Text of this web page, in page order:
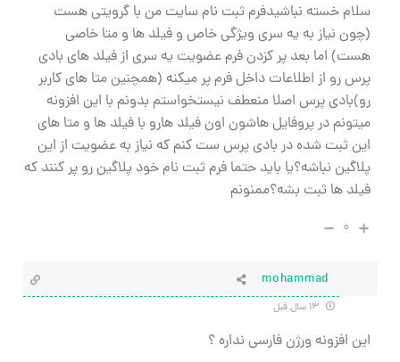
سلام خسته نباشیدفرم ثبت نام سایت من با گرویتی هست
(چون نیاز به یه سری ویژگی خاص و فیلد ها و متا خاصی
هست) اما بعد پر کزدن فرم عضویت یه سری از فیلد های بادی
پرس رو از اطلاعات داخل فرم پر میکنه (همچنین متا های کاربر
رو)بادی پرس اصلا منعطف نیستخواستم بدونم با این افزونه
میتونم در پروفایل هاشون اون فیلد هارو با فیلد ها و متا های
این ثبت شده در بادی پرس ست کنم که نیاز به عضویت از این
پلاگین نباشه؟یا باید حتما فرم ثبت نام خود پلاگین رو پر کنند که
فیلد ها ثبت بشه؟ممنونم
۰
mohammad
این افزونه ورژن فارسی نداره ؟